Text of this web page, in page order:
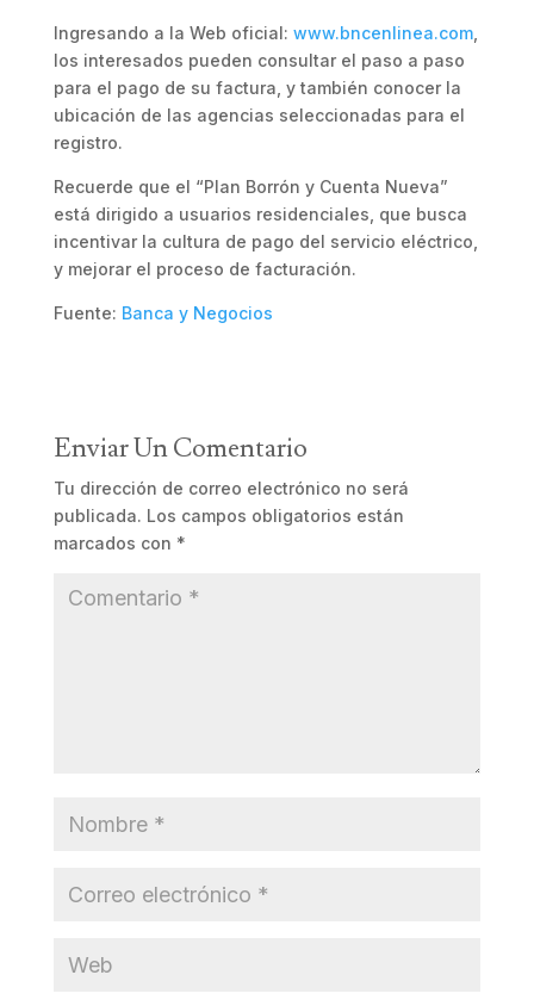
Ingresando a la Web oficial: www.bncenlinea.com,
los interesados pueden consultar el paso a paso
para el pago de su factura, y también conocer la
ubicación de las agencias seleccionadas para el
registro.
Recuerde que el “Plan Borrón y Cuenta Nueva”
está dirigido a usuarios residenciales, que busca
incentivar la cultura de pago del servicio eléctrico,
y mejorar el proceso de facturación.
Fuente: Banca y Negocios
Enviar Un Comentario
Tu dirección de correo electrónico no será
publicada. Los campos obligatorios están
marcados con *